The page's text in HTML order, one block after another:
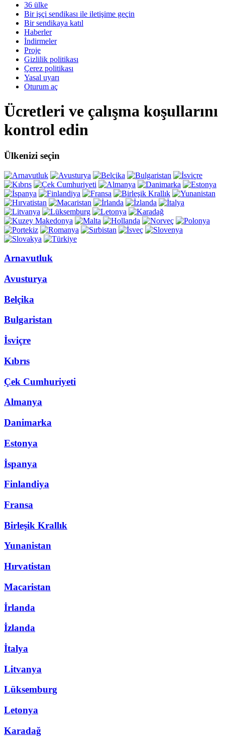
36 ülke
Bir işçi sendikası ile iletişime geçin
Bir sendikaya katıl
Haberler
İndirmeler
Proje
Gizlilik politikası
Çerez politikası
Yasal uyarı
Oturum aç
Ücretleri ve çalışma koşullarını
kontrol edin
Ülkenizi seçin
Arnavutluk
Avusturya
Belçika
Bulgaristan
İsviçre
Kıbrıs
Çek Cumhuriyeti
Almanya
Danimarka
Estonya
İspanya
Finlandiya
Fransa
Birleşik Krallık
Yunanistan
Hırvatistan
Macaristan
İrlanda
İzlanda
İtalya
Litvanya
Lüksemburg
Letonya
Karadağ